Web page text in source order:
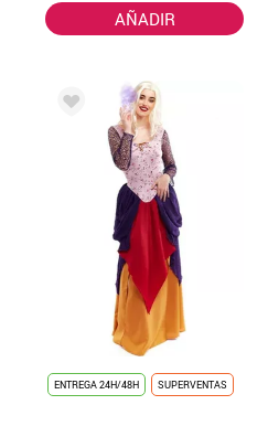
AÑADIR
ENTREGA 24H/48H SUPERVENTAS